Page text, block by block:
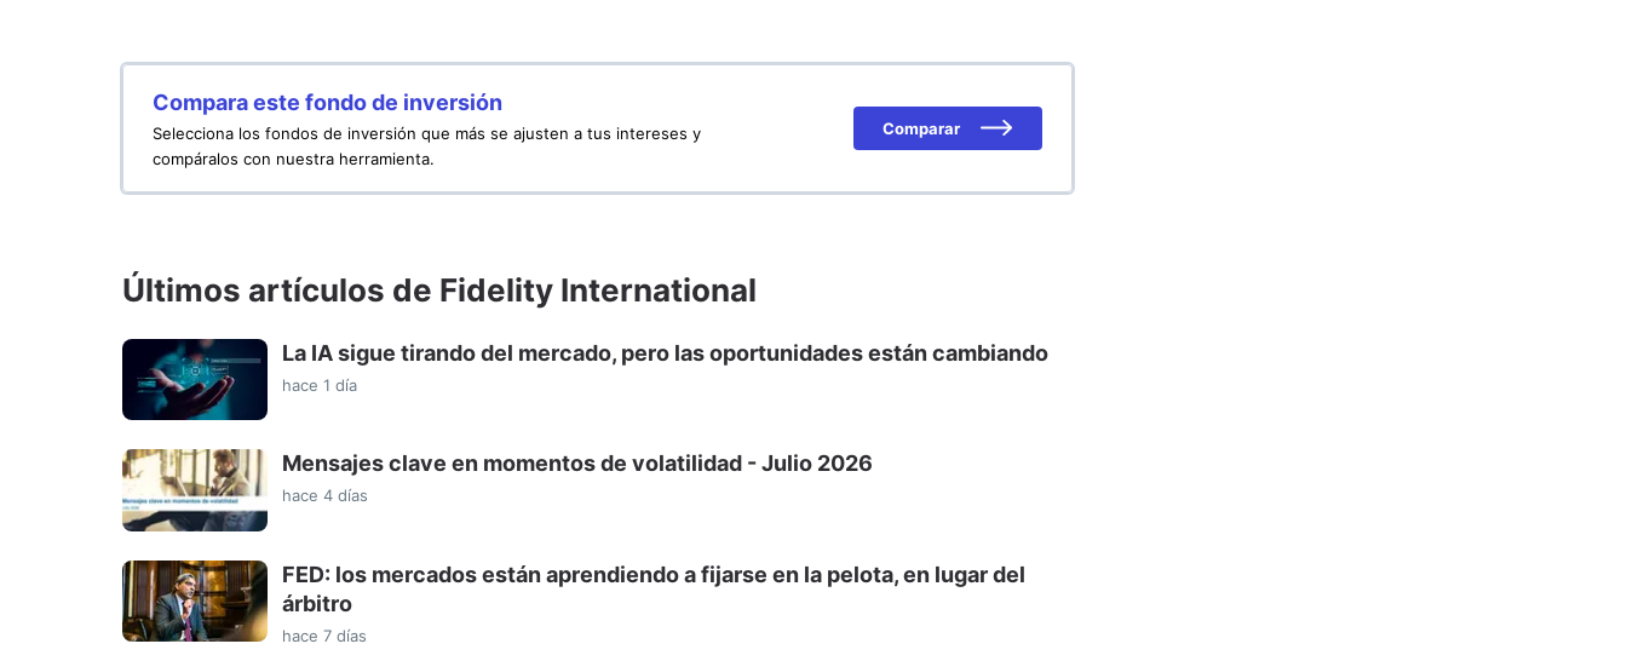
Compara este fondo de inversión
Selecciona los fondos de inversión que más se ajusten a tus intereses y
compáralos con nuestra herramienta.
Comparar
Últimos artículos de Fidelity International
La IA sigue tirando del mercado, pero las oportunidades están cambiando
hace 1 día
Mensajes clave en momentos de volatilidad - Julio 2026
hace 4 días
FED: los mercados están aprendiendo a fijarse en la pelota, en lugar del
árbitro
hace 7 días